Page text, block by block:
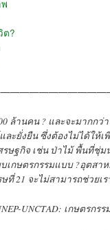
ต?
ล้านคน ? และจะมากกว่
ละยั่งยืน ซึ่งต้องไม่ได้ให้
ษฐกิจ เช่น ป่าไม้ พื้นที่ชุ่
เกษตรกรรมแบบ ?อุตสา
21 จะไม่สามารถช่วยเร
UNCTAD: เกษตรก